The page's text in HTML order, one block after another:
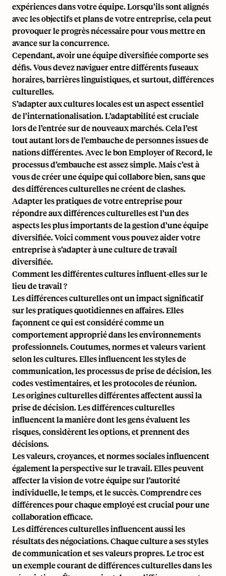
expériences dans votre équipe. Lorsqu’ils sont alignés
avec les objectifs et plans de votre entreprise, cela peut
provoquer le progrès nécessaire pour vous mettre en
avance sur la concurrence.
Cependant, avoir une équipe diversifiée comporte ses
défis. Vous devez naviguer entre différents fuseaux
horaires, barrières linguistiques, et surtout, différences
culturelles.
S’adapter aux cultures locales est un aspect essentiel
de l’internationalisation. L’adaptabilité est cruciale
lors del’entrée sur de nouveaux marchés. Cela l’est
tout autant lors de l’embauche de personnes issues de
nations différentes. Avec le bonEmployer of Record, le
processus d’embauche est assez simple. Mais c’est à
vous de créer une équipe qui collabore bien, sans que
des différences culturelles ne créent de clashes.
Adapter les pratiques de votre entreprise pour
répondre aux différences culturelles est l’un des
aspects les plus importants de la gestion d’une équipe
diversifiée. Voici comment vous pouvez aider votre
entreprise à s’adapter à une culture de travail
diversifiée.
Comment les différentes cultures influent-elles sur le
lieu de travail ?
Les différences culturelles ont un impact significatif
sur les pratiques quotidiennes en affaires. Elles
façonnent ce qui est considéré comme un
comportement approprié dans les environnements
professionnels. Coutumes, normes et valeurs varient
selon les cultures. Elles influencent les styles de
communication, les processus de prise de décision, les
codes vestimentaires, et les protocoles de réunion.
Les origines culturelles différentes affectent aussi la
prise de décision. Les différences culturelles
influencent la manière dont les gens évaluent les
risques, considèrent les options, et prennent des
décisions.
Les valeurs, croyances, et normes sociales influencent
également la perspective sur le travail. Elles peuvent
affecter la vision de votre équipe sur l’autorité
individuelle, le temps, et le succès. Comprendre ces
différences pour chaque employé est crucial pour une
collaboration efficace.
Les différences culturelles influencent aussi les
résultats des négociations. Chaque culture a ses styles
de communication et ses valeurs propres. Le troc est
un exemple courant de différences culturelles dans les